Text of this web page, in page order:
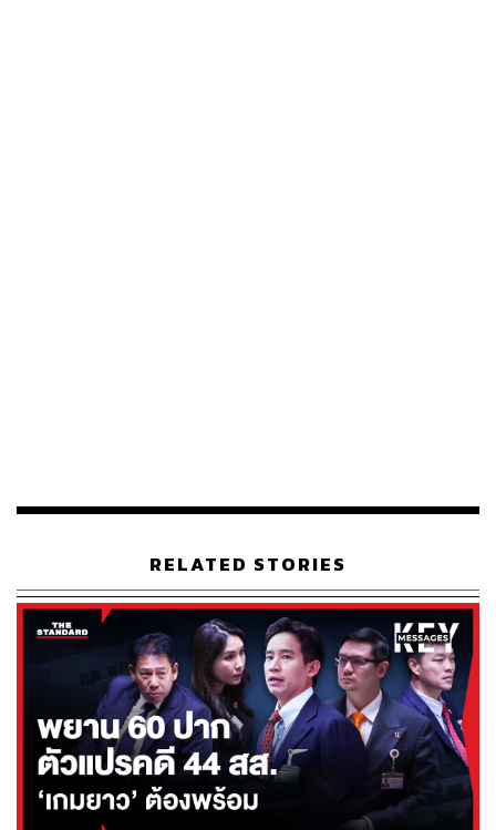
โครงการแค่เพียงในช่วง 2 ปีแรก ส่วนปีที่ 3-5 เกษตรกรต้อง
รับภาระดอกเบี้ยร้อยละ 4.5 ด้วยตนเอง และยังต้องจ่ายคืนเงิน
ต้นในปีที่ 4-5 ปีละ 25,000 บาทด้วย หากเกินกำหนดชำระ
(เกิน 5 ปี) แล้ววัวยังสร้างมูลค่าเพิ่มไม่ได้ เกษตรกรยังหาเงิน
มาชำระหนี้ไม่ได้ ดอกเบี้ยจากร้อยละ 4.5 ก็จะเพิ่มเป็นอัตราที่
ธนาคารกำหนดตามปกติ บวกเพิ่มด้วยอัตราดอกเบี้ยลอยตัว
แบบ MRR และค่าความเสี่ยงอีกร้อยละ 3 สรุปแล้วโครงการ
นี้จะช่วยปลดพันธนาการหนี้หรือเพิ่มหนี้สินให้ล้นพ้นตัว
เกษตรกรกันแน่
RELATED STORIES